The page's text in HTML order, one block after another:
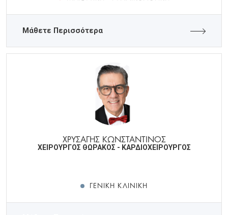
Μάθετε Περισσότερα
ΧΡΥΣΑΓΗΣ ΚΩΝΣΤΑΝΤΙΝΟΣ
ΧΕΙΡΟΥΡΓΟΣ ΘΩΡΑΚΟΣ - ΚΑΡΔΙΟΧΕΙΡΟΥΡΓΟΣ
ΓΕΝΙΚΉ ΚΛΙΝΙΚΉ